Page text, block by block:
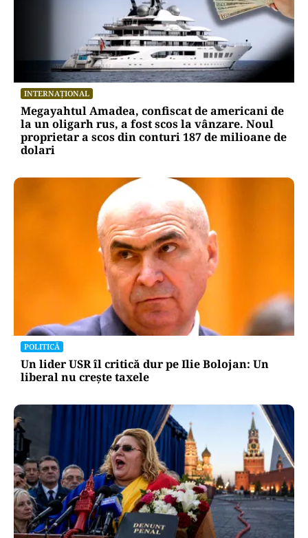
ACTUALITATE
A3, secțiunea Zimbor–Poarta Sălajului, intră în
recepție de luni. Ce se mai lucrează în șantier
Megayahtul Amadea, confiscat de americani de
la un oligarh rus, a fost scos la vânzare. Noul
proprietar a scos din conturi 187 de milioane de
dolari